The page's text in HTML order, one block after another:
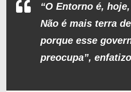
“O Entorno é,
Não é mais terra
porque esse
preocupa”,